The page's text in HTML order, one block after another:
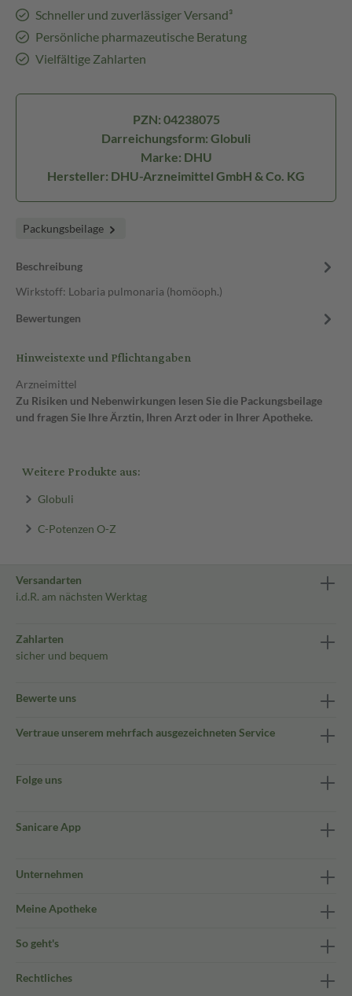
Schneller und zuverlässiger Versand³
Persönliche pharmazeutische Beratung
Vielfältige Zahlarten
PZN: 04238075
Darreichungsform: Globuli
Marke: DHU
Hersteller: DHU-Arzneimittel GmbH & Co. KG
Packungsbeilage
Beschreibung
Wirkstoff: Lobaria pulmonaria (homöoph.)
Bewertungen
Hinweistexte und Pflichtangaben
Arzneimittel
Zu Risiken und Nebenwirkungen lesen Sie die Packungsbeilage
und fragen Sie Ihre Ärztin, Ihren Arzt oder in Ihrer Apotheke.
Weitere Produkte aus:
Globuli
C-Potenzen O-Z
Versandarten
i.d.R. am nächsten Werktag
Zahlarten
sicher und bequem
Bewerte uns
Vertraue unserem mehrfach ausgezeichneten Service
Folge uns
Sanicare App
Unternehmen
Meine Apotheke
So geht's
Rechtliches